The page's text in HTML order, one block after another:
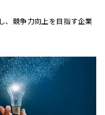
、競争力向上を目指す企業